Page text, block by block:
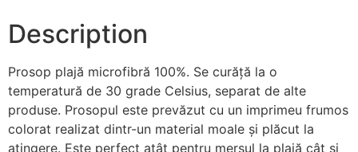
Description
Prosop plajă microfibră 100%. Se curăță la o
temperatură de 30 grade Celsius, separat de alte
produse. Prosopul este prevăzut cu un imprimeu frumos
colorat realizat dintr-un material moale și plăcut la
atingere. Este perfect atât pentru mersul la plajă cât și